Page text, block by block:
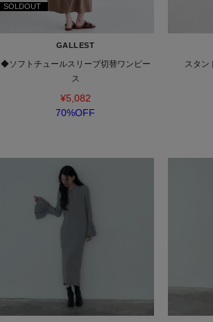
SOLDOUT
GALLEST
◆ソフトチュールスリーブ切替ワンピー
ス
¥5,082
70%OFF
スタン